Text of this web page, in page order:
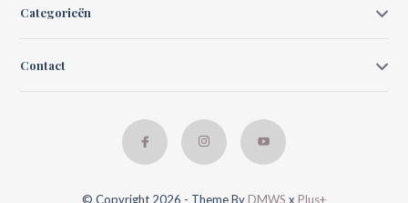
Categorieën
Contact
© Copyright 2026 - Theme By DMWS x Plus+